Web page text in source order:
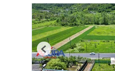
Previous